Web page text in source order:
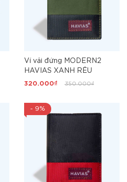
Ví vải đứng MODERN2
HAVIAS XANH RÊU
320.000₫ 350.000₫
- 9%